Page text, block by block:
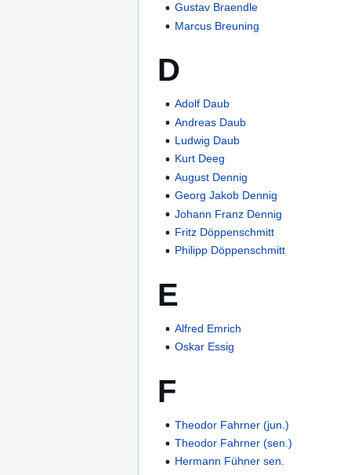
Gustav Braendle
Marcus Breuning
D
Adolf Daub
Andreas Daub
Ludwig Daub
Kurt Deeg
August Dennig
Georg Jakob Dennig
Johann Franz Dennig
Fritz Döppenschmitt
Philipp Döppenschmitt
E
Alfred Emrich
Oskar Essig
F
Theodor Fahrner (jun.)
Theodor Fahrner (sen.)
Hermann Fühner sen.